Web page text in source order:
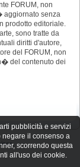
FORUM, non
aggiornato senza
prodotto editoriale.
sono tratte da
diritti d'autore,
del FORUM, non
del contenuto dei
pubblicità e servizi
il consenso a
scorrendo questa
all'uso dei cookie.